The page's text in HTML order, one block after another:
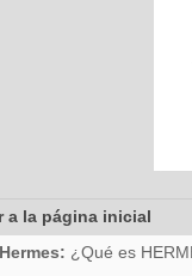
a la página inicial
¿Qué es